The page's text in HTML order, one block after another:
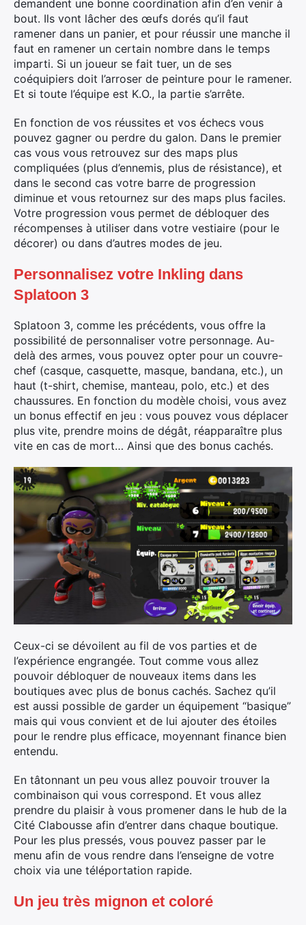
demandent une bonne coordination afin d’en venir à
bout. Ils vont lâcher des œufs dorés qu’il faut
ramener dans un panier, et pour réussir une manche il
faut en ramener un certain nombre dans le temps
imparti. Si un joueur se fait tuer, un de ses
coéquipiers doit l’arroser de peinture pour le ramener.
Et si toute l’équipe est K.O., la partie s’arrête.
En fonction de vos réussites et vos échecs vous
pouvez gagner ou perdre du galon. Dans le premier
cas vous vous retrouvez sur des maps plus
compliquées (plus d’ennemis, plus de résistance), et
dans le second cas votre barre de progression
diminue et vous retournez sur des maps plus faciles.
Votre progression vous permet de débloquer des
récompenses à utiliser dans votre vestiaire (pour le
décorer) ou dans d’autres modes de jeu.
Personnalisez votre Inkling dans
Splatoon 3
Splatoon 3, comme les précédents, vous offre la
possibilité de personnaliser votre personnage. Au-
delà des armes, vous pouvez opter pour un couvre-
chef (casque, casquette, masque, bandana, etc.), un
haut (t-shirt, chemise, manteau, polo, etc.) et des
chaussures. En fonction du modèle choisi, vous avez
un bonus effectif en jeu : vous pouvez vous déplacer
plus vite, prendre moins de dégât, réapparaître plus
vite en cas de mort… Ainsi que des bonus cachés.
Ceux-ci se dévoilent au fil de vos parties et de
l’expérience engrangée. Tout comme vous allez
pouvoir débloquer de nouveaux items dans les
boutiques avec plus de bonus cachés. Sachez qu’il
est aussi possible de garder un équipement “basique”
mais qui vous convient et de lui ajouter des étoiles
pour le rendre plus efficace, moyennant finance bien
entendu.
En tâtonnant un peu vous allez pouvoir trouver la
combinaison qui vous correspond. Et vous allez
prendre du plaisir à vous promener dans le hub de la
Cité Clabousse afin d’entrer dans chaque boutique.
Pour les plus pressés, vous pouvez passer par le
menu afin de vous rendre dans l’enseigne de votre
choix via une téléportation rapide.
Un jeu très mignon et coloré
Rechercher
: